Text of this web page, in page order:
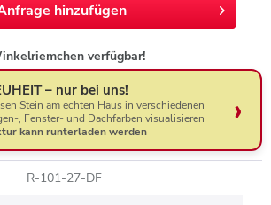
hinzufügen
verfügbar!
– nur bei uns!
Stein am echten Haus in verschiedenen
, Fenster- und Dachfarben visualisieren
kann runterladen werden
R-101-27-DF